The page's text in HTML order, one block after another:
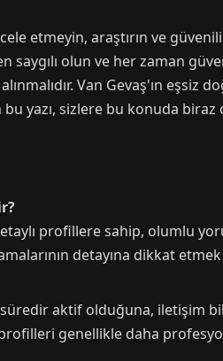
etmeyin, araştırın ve
saygılı olun ve her zaman
Van Gevaş'ın eşsiz
yazı, sizlere bu konuda biraz
profillere sahip, olumlu
detayına dikkat
aktif olduğuna, iletişim
genellikle daha